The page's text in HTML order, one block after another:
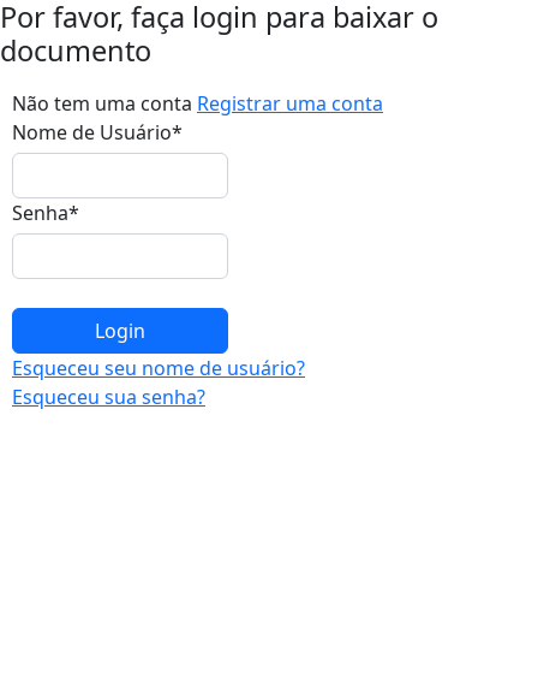
Por favor, faça login para baixar o
documento
Não tem uma conta Registrar uma conta
Nome de Usuário*
Senha*
Esqueceu seu nome de usuário?
Esqueceu sua senha?